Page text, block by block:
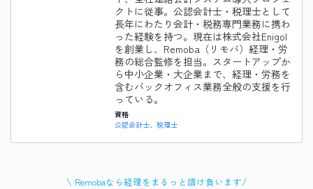
クトに従事。公認会計士・税理士として
長年にわたり会計・税務専門業務に携わ
った経験を持つ。現在は株式会社Enigol
を創業し、Remoba（リモバ）経理・労
務の総合監修を担当。スタートアップか
ら中小企業・大企業まで、経理・労務を
含むバックオフィス業務全般の支援を行
っている。
資格
公認会計士
税理士
\ Remobaなら経理をまるっと請け負います/